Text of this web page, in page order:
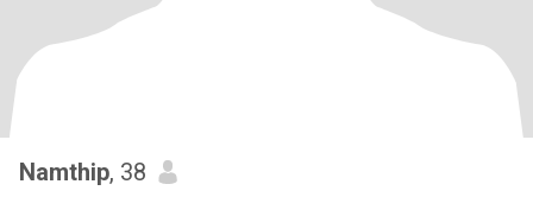
Namthip, 38